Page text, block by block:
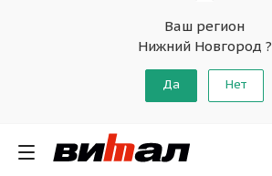
Ваш регион
Нижний Новгород ?
Да Нет